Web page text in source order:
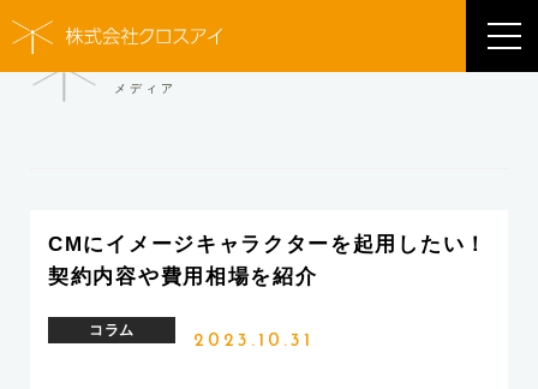
MEDIA
メディア
CMにイメージキャラクターを起用したい！
契約内容や費用相場を紹介
コラム
2023.10.31